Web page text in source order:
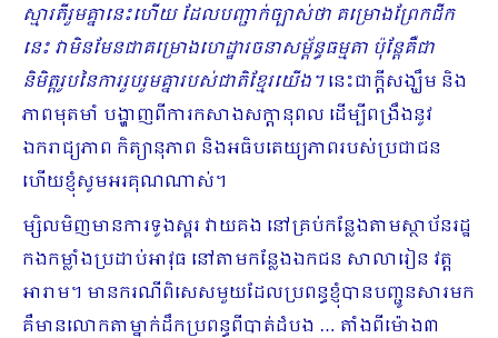
ស្មារតីរួមគ្នានេះហើយ ដែលបញ្ជាក់ច្បាស់ថា គម្រោងព្រែកជីក
នេះ វាមិនមែនជាគម្រោងហេដ្ឋារចនាសម្ព័ន្ធធម្មតា ប៉ុន្តែគឺជា
និមិត្តរូបនៃការរួបរួមគ្នារបស់ជាតិខ្មែរយើង។នេះជាក្ដីសង្ឃឹម និង
ភាពមុតមាំ បង្ហាញពីការកសាងសក្ដានុពល ដើម្បីពង្រឹងនូវ
ឯករាជ្យភាព កិត្យានុភាព និងអធិបតេយ្យភាពរបស់ប្រជាជន
ហើយខ្ញុំសូមអរគុណណាស់។
ម្សិលមិញមានការទូងស្គរ វាយគង នៅគ្រប់កន្លែងតាមស្ថាប័នរដ្ឋ
កងកម្លាំងប្រដាប់អាវុធ នៅតាមកន្លែងឯកជន សាលារៀន វត្ត
អារាម។ មានករណីពិសេសមួយដែលប្រពន្ធខ្ញុំបានបញ្ជូនសារមក
គឺមានលោកតាម្នាក់ដឹកប្រពន្ធពីបាត់ដំបង … តាំងពីម៉ោង៣